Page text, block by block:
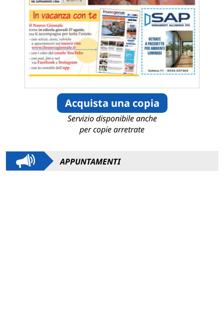
Acquista una copia
Servizio disponibile anche
per copie arretrate
APPUNTAMENTI